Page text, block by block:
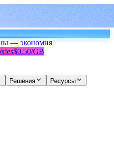
— экономия
$0.50/GB
Решения
Ресурсы